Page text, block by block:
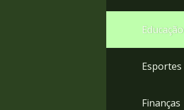
Educação
Esportes
Finanças